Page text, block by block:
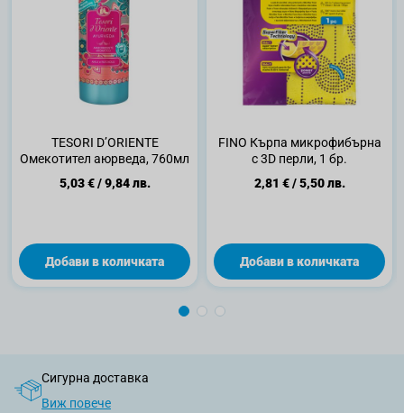
TESORI D’ORIENTE
Омекотител аюрведа, 760мл
5,03 €/9,84 лв.
Добави в количката
FINO Кърпа микрофибърна
с 3D перли, 1 бр.
2,81 €/5,50 лв.
Добави в количката
Сигурна доставка
Виж повече